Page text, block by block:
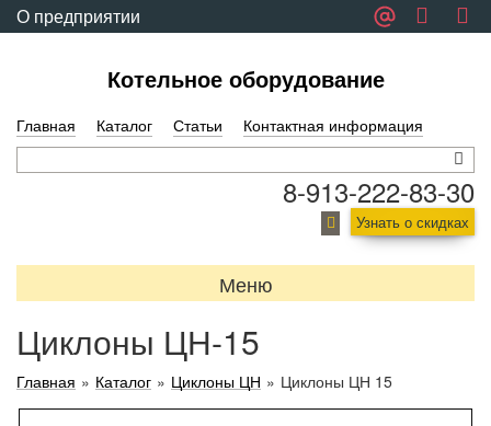
О предприятии
Котельное оборудование
Главная Каталог Статьи Контактная информация
8-913-222-83-30
Узнать о скидках
Меню
Циклоны ЦН-15
Главная » Каталог » Циклоны ЦН » Циклоны ЦН 15